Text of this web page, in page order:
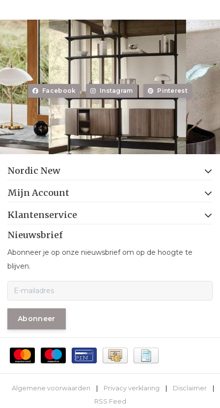
Facebook Instagram Pinterest
Nordic New
Mijn Account
Klantenservice
Nieuwsbrief
Abonneer je op onze nieuwsbrief om op de hoogte te
blijven.
Abonneer
Algemene voorwaarden Privacy verklaring Disclaimer
RSS Feed